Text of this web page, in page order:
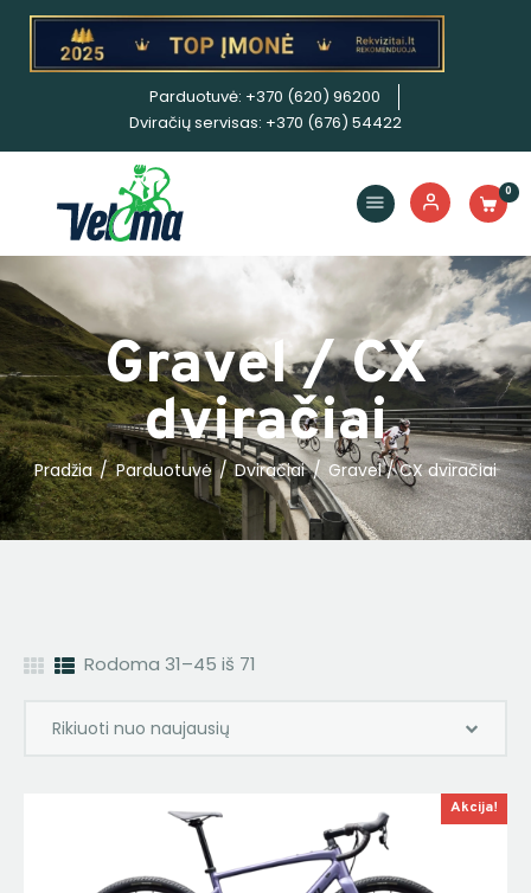
Parduotuvė: +370 (620) 96200
Dviračių servisas: +370 (676) 54422
0
Gravel / CX
dviračiai
Pradžia Parduotuvė Dviračiai Gravel / CX dviračiai
Dviračiai
Priedai
Servisas
Išpardavimas!
Nuoma
E. piniginė
Rodoma 31–45 iš 71
Akcija!